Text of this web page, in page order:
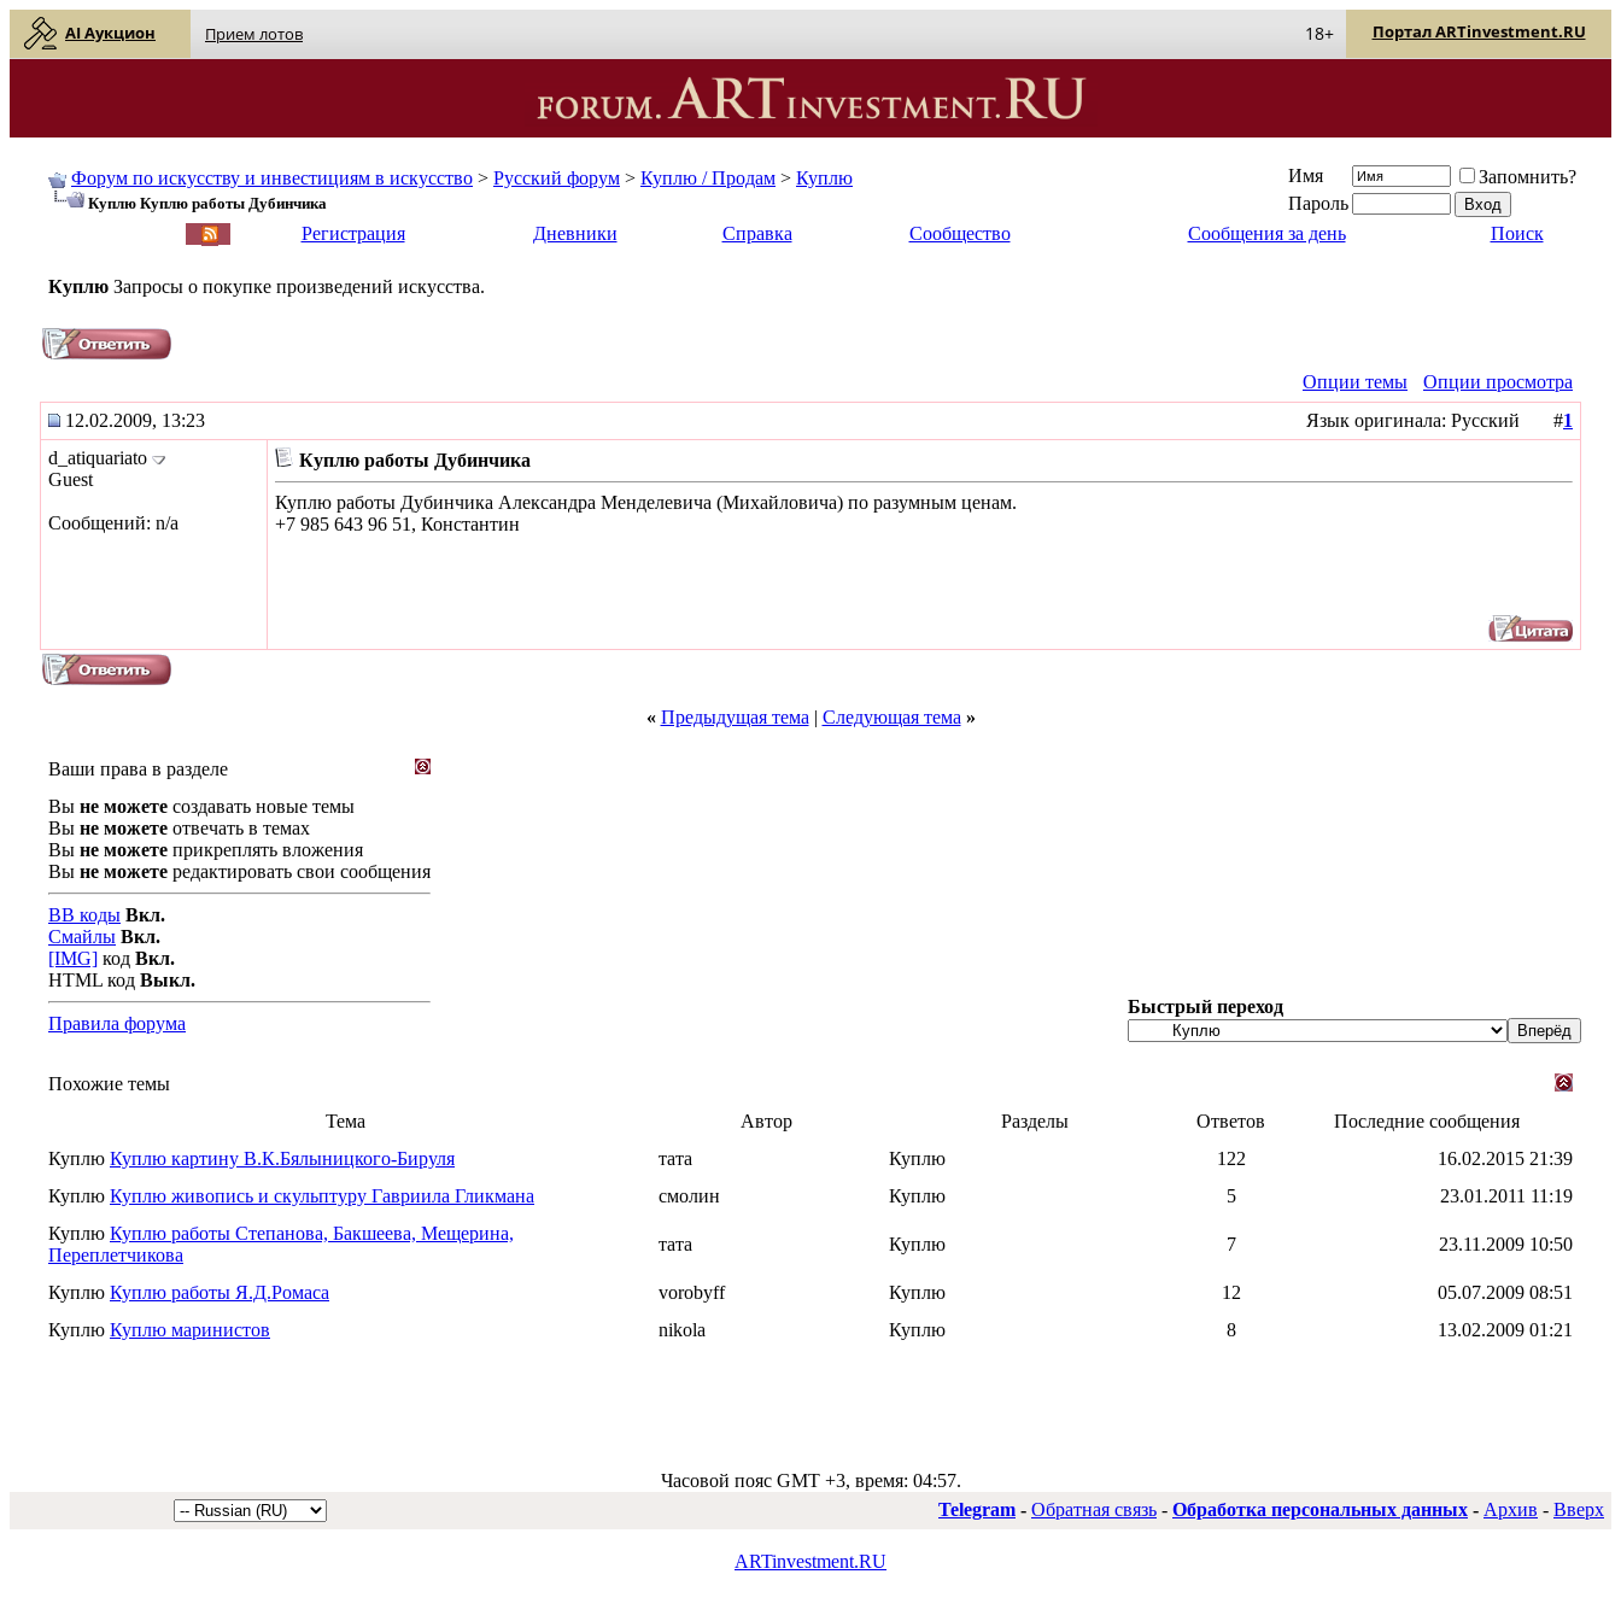
AI Аукцион Прием лотов Портал ARTinvestment.RU
18+
Форум по искусству и инвестициям в искусство > Русский форум > Куплю / Продам > Куплю
Куплю Куплю работы Дубинчика
Имя
Запомнить?
Пароль
Регистрация Дневники Справка Сообщество Сообщения за день Поиск
Куплю Запросы о покупке произведений искусства.
Опции темы
Опции просмотра
12.02.2009, 13:23
Язык оригинала: Русский #1
d_atiquariato
Guest
Сообщений: n/a
Куплю работы Дубинчика
Куплю работы Дубинчика Александра Менделевича (Михайловича) по разумным ценам.
+7 985 643 96 51, Константин
« Предыдущая тема | Следующая тема »
Ваши права в разделе
Вы не можете создавать новые темы
Вы не можете отвечать в темах
Вы не можете прикреплять вложения
Вы не можете редактировать свои сообщения
BB коды Вкл.
Смайлы Вкл.
[IMG] код Вкл.
HTML код Выкл.
Правила форума
Быстрый переход
Похожие темы
Тема
Автор Разделы Ответов
Последние сообщения
Куплю Куплю картину В.К.Бялыницкого-Бируля тата Куплю 122 16.02.2015 21:39
Куплю Куплю живопись и скульптуру Гавриила Гликмана смолин Куплю 5 23.01.2011 11:19
Куплю Куплю работы Степанова, Бакшеева, Мещерина,
Переплетчикова
тата Куплю 7 23.11.2009 10:50
Куплю Куплю работы Я.Д.Ромаса vorobyff Куплю 12 05.07.2009 08:51
Куплю Куплю маринистов nikola Куплю 8 13.02.2009 01:21
Часовой пояс GMT +3, время: 04:57.
Telegram - Обратная связь - Обработка персональных данных - Архив - Вверх
ARTinvestment.RU